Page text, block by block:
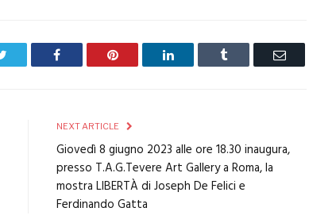
Facebook Pinterest LinkedIn Tumblr Email
NEXT ARTICLE
Giovedì 8 giugno 2023 alle ore 18.30 inaugura,
presso T.A.G.Tevere Art Gallery a Roma, la
mostra LIBERTÀ di Joseph De Felici e
Ferdinando Gatta